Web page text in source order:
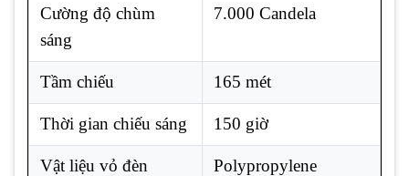
Cường độ chùm
sáng
7.000 Candela
Tầm chiếu 165 mét
Thời gian chiếu sáng 150 giờ
Vật liệu vỏ đèn Polypropylene